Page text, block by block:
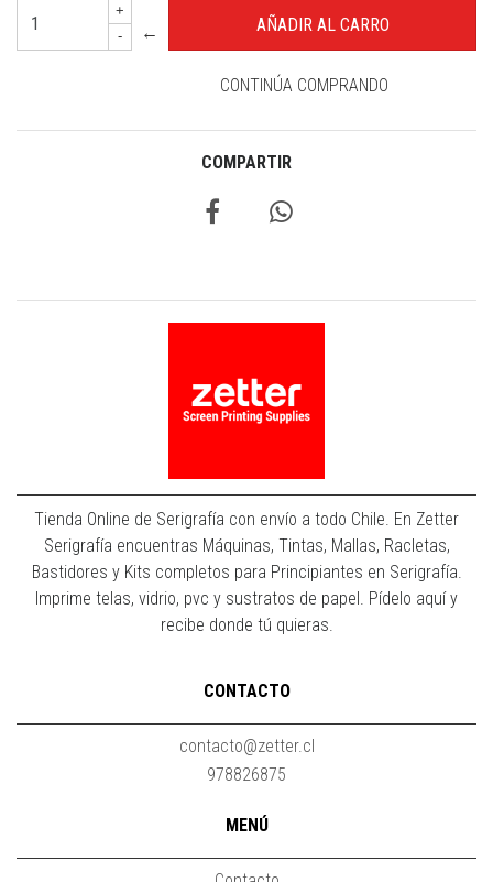
+
-
←
CONTINÚA COMPRANDO
COMPARTIR
Tienda Online de Serigrafía con envío a todo Chile. En Zetter
Serigrafía encuentras Máquinas, Tintas, Mallas, Racletas,
Bastidores y Kits completos para Principiantes en Serigrafía.
Imprime telas, vidrio, pvc y sustratos de papel. Pídelo aquí y
recibe donde tú quieras.
CONTACTO
contacto@zetter.cl
978826875
MENÚ